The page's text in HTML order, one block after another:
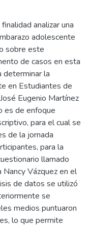
analizar una
adolescente
sobre este
de casos en esta
determinar la
en Estudiantes de
Eugenio Martínez
es de enfoque
para el cual se
de la jornada
para la
llamado
Vázquez en el
de datos se utilizó
se
medios puntuaron
lo que permite